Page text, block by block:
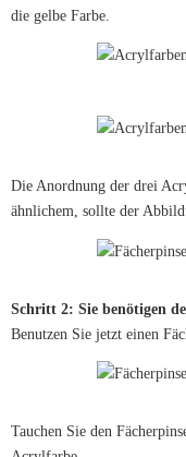
die gelbe Farbe.
Die Anordnung der drei
ähnlichem, sollte der
Schritt 2: Sie benötigen
Benutzen Sie jetzt einen
Tauchen Sie den